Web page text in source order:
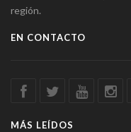
región.
EN CONTACTO
MÁS LEÍDOS